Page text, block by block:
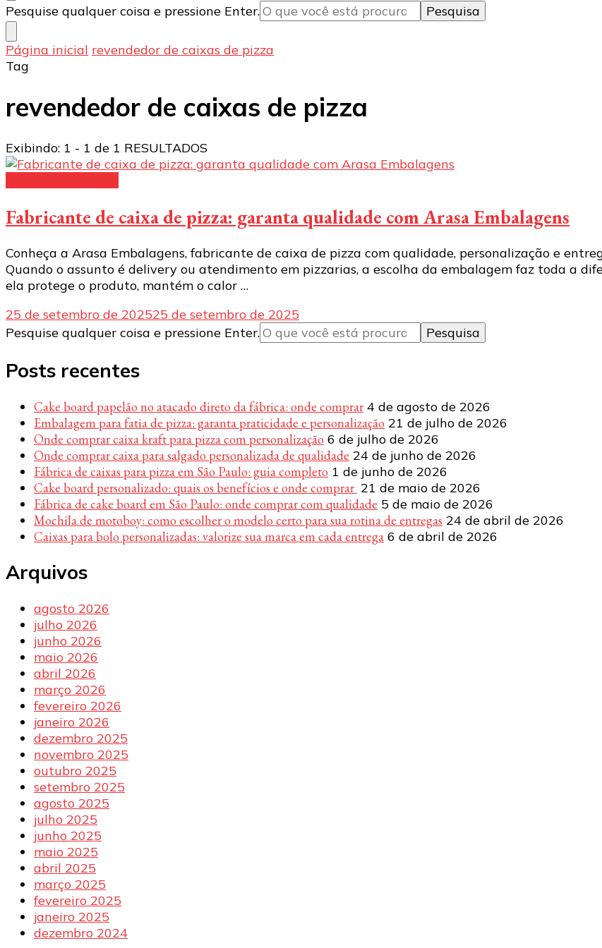
Procurando
algo?
Pesquise qualquer coisa e pressione Enter.
Página inicial revendedor de caixas de pizza
Tag
revendedor de caixas de pizza
Exibindo: 1 - 1 de 1 RESULTADOS
Fabricante de caixa de pizza: garanta qualidade com Arasa Embalagens
Conheça a Arasa Embalagens, fabricante de caixa de pizza com qualidade, personalização e
Quando o assunto é delivery ou atendimento em pizzarias, a escolha da embalagem faz toda a
ela protege o produto, mantém o calor …
25 de setembro de 202525 de setembro de 2025
Procurando
Pesquise qualquer coisa e pressione Enter.
Posts recentes
Cake board papelão no atacado direto da fábrica: onde comprar 4 de agosto de 2026
Embalagem para fatia de pizza: garanta praticidade e personalização 21 de julho de 2026
Onde comprar caixa kraft para pizza com personalização 6 de julho de 2026
Onde comprar caixa para salgado personalizada de qualidade 24 de junho de 2026
Fábrica de caixas para pizza em São Paulo: guia completo 1 de junho de 2026
Cake board personalizado: quais os benefícios e onde comprar 21 de maio de 2026
Fábrica de cake board em São Paulo: onde comprar com qualidade 5 de maio de 2026
Mochila de motoboy: como escolher o modelo certo para sua rotina de entregas 24 de abril de 2026
Caixas para bolo personalizadas: valorize sua marca em cada entrega 6 de abril de 2026
Arquivos
agosto 2026
julho 2026
junho 2026
maio 2026
abril 2026
março 2026
fevereiro 2026
janeiro 2026
dezembro 2025
novembro 2025
outubro 2025
setembro 2025
agosto 2025
julho 2025
junho 2025
maio 2025
abril 2025
março 2025
fevereiro 2025
janeiro 2025
dezembro 2024